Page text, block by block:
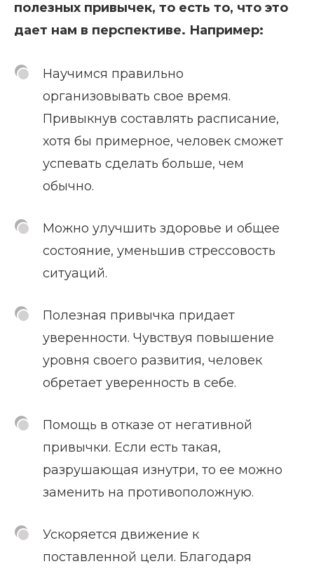
полезных привычек, то есть то, что это
дает нам в перспективе. Например:
Научимся правильно
организовывать свое время.
Привыкнув составлять расписание,
хотя бы примерное, человек сможет
успевать сделать больше, чем
обычно.
Можно улучшить здоровье и общее
состояние, уменьшив стрессовость
ситуаций.
Полезная привычка придает
уверенности. Чувствуя повышение
уровня своего развития, человек
обретает уверенность в себе.
Помощь в отказе от негативной
привычки. Если есть такая,
разрушающая изнутри, то ее можно
заменить на противоположную.
Ускоряется движение к
поставленной цели. Благодаря